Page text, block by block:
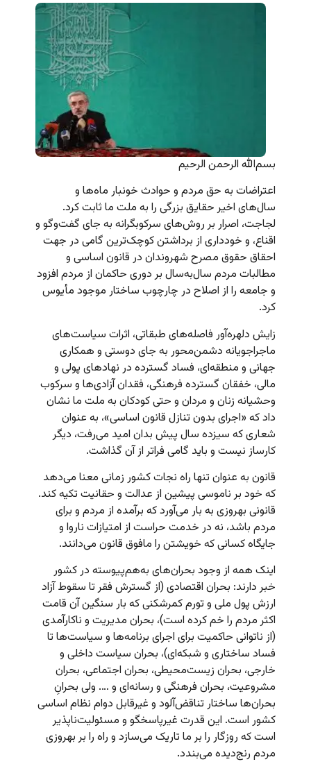
بسم‌الله الرحمن الرحیم
اعتراضات به حق مردم و حوادث خونبار ماه‌ها و
سال‌های اخیر حقایق بزرگی را به ملت ما ثابت کرد.
لجاجت‌، اصرار بر روش‌های سرکوبگرانه به جای گفت‌وگو و
اقناع، و خودداری از برداشتن کوچک‌ترین گامی در جهت
احقاق حقوق مصرح شهروندان در قانون اساسی و
مطالبات مردم سال‌به‌سال بر دوری حاکمان از مردم افزود
و جامعه را از اصلاح در چارچوب ساختار موجود مأیوس
کرد.
زایش دلهره‌آور فاصله‌های طبقاتی، اثرات سیاست‌های
ماجراجویانه دشمن‌محور به جای دوستی و همکاری
جهانی و منطقه‌ای، فساد گسترده در نهادهای پولی و
مالی، خفقان گسترده فرهنگی، فقدان آزادی‌ها و سرکوب
وحشیانه زنان و مردان و حتی کودکان به ملت ما نشان
داد که «اجرای بدون تنازل قانون اساسی»، به عنوان
شعاری که سیزده سال پیش بدان امید می‌رفت، دیگر
کارساز نیست و باید گامی فراتر از آن گذاشت.
قانون به عنوان تنها راه نجات کشور زمانی معنا می‌دهد
که خود بر ناموسی پیشین از عدالت و حقانیت تکیه کند.
قانونی بهروزی به بار می‌آورد که برآمده از مردم و برای
مردم باشد، نه در خدمت حراست از امتیازات ناروا و
جایگاه کسانی که خویشتن را مافوق قانون می‌دانند.
اینک همه از وجود بحران‌های به‌هم‌پیوسته در کشور
خبر دارند: بحران اقتصادی (از گسترش فقر تا سقوط آزاد
ارزش پول ملی و تورم کمرشکنی که بار سنگین آن قامت
اکثر مردم را خم کرده است)، بحران مدیریت و ناکارآمدی
(از ناتوانی حاکمیت برای اجرای برنامه‌ها و سیاست‌ها تا
فساد ساختاری و شبکه‌ای)، بحران سیاست‌ داخلی و
خارجی، بحران زیست‌محیطی، بحران اجتماعی، بحران
مشروعیت، بحران فرهنگی و رسانه‌ای و …‌. ولی بحرانِ
بحران‌ها ساختار تناقض‌آلود و غیرقابل دوام نظام اساسی
کشور است. این قدرت غیرپاسخگو و مسئولیت‌ناپذیر
است که روزگار را بر ما تاریک می‌سازد و راه را بر بهروزی
مردم رنج‌دیده می‌بندد.